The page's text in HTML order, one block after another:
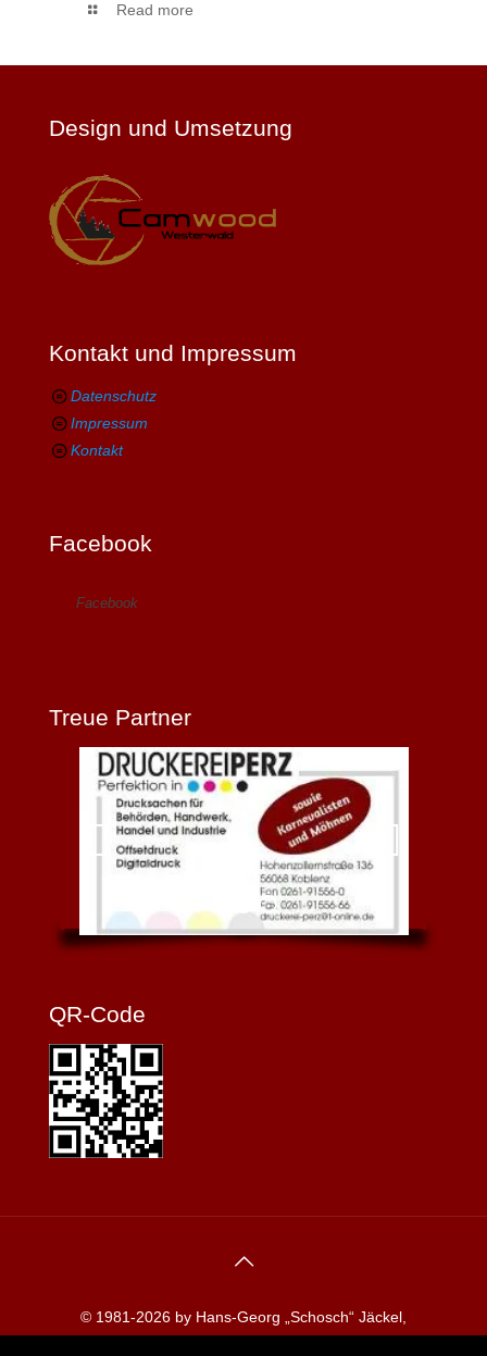
Read more
Design und Umsetzung
Kontakt und Impressum
Datenschutz
Impressum
Kontakt
Facebook
Facebook
Treue Partner
QR-Code
© 1981-2026 by Hans-Georg „Schosch“ Jäckel,